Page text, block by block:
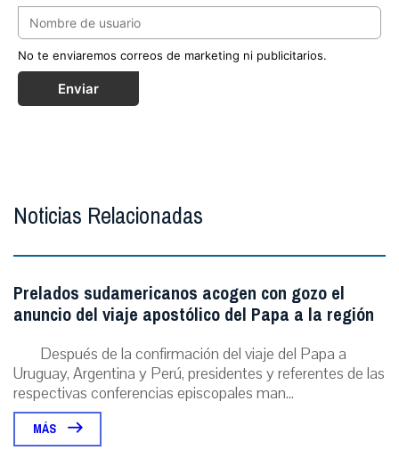
No te enviaremos correos de marketing ni publicitarios.
Enviar
Noticias Relacionadas
Prelados sudamericanos acogen con gozo el
anuncio del viaje apostólico del Papa a la región
Después de la confirmación del viaje del Papa a
Uruguay, Argentina y Perú, presidentes y referentes de las
respectivas conferencias episcopales man...
MÁS